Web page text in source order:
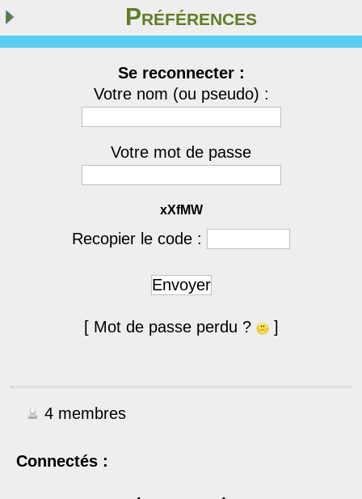
Préférences
Se reconnecter :
Votre nom (ou pseudo) :
Votre mot de passe
xXfMW
Recopier le code :
Envoyer
[ Mot de passe perdu ? ]
4 membres
Connectés :